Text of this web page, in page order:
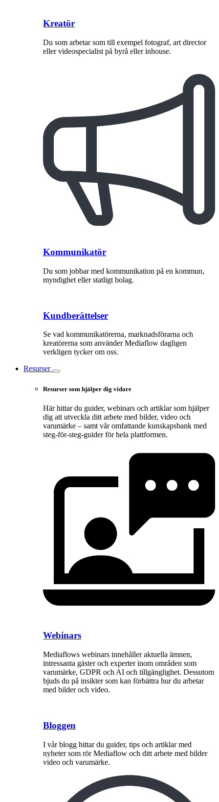
Kreatör
Du som arbetar som till exempel fotograf, art director
eller videospecialist på byrå eller inhouse.
Kommunikatör
Du som jobbar med kommunikation på en kommun,
myndighet eller statligt bolag.
Kundberättelser
Se vad kommunikatörerna, marknadsförarna och
kreatörerna som använder Mediaflow dagligen
verkligen tycker om oss.
Resurser
Resurser som hjälper dig vidare
Här hittar du guider, webinars och artiklar som hjälper
dig att utveckla ditt arbete med bilder, video och
varumärke – samt vår omfattande kunskapsbank med
steg-för-steg-guider för hela plattformen.
Webinars
Mediaflows webinars innehåller aktuella ämnen,
intressanta gäster och experter inom områden som
varumärke, GDPR och AI och tillgänglighet. Dessutom
bjuds du på insikter som kan förbättra hur du arbetar
med bilder och video.
Bloggen
I vår blogg hittar du guider, tips och artiklar med
nyheter som rör Mediaflow och ditt arbete med bilder
video och varumärke.